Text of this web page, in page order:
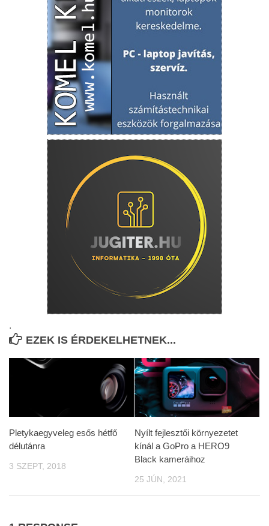
.
EZEK IS ÉRDEKELHETNEK...
Pletykaegyveleg esős hétfő
délutánra
3 SZEPT, 2018
Nyílt fejlesztői környezetet
kínál a GoPro a HERO9
Black kameráihoz
25 JÚN, 2021